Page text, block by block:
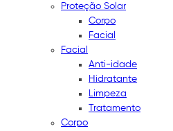
Proteção Solar
Corpo
Facial
Facial
Anti-idade
Hidratante
Limpeza
Tratamento
Corpo